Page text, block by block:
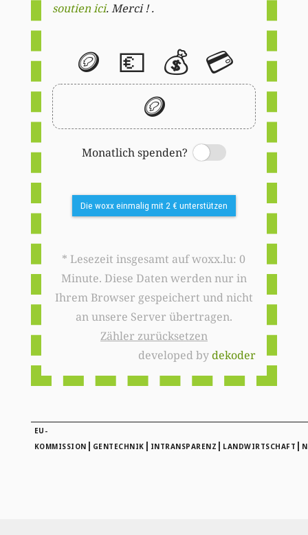
soutien ici. Merci ! .
🪙 💶 💰 💳
🪙
Monatlich spenden?
Switch
Die woxx einmalig mit 2 € unterstützen
* Lesezeit insgesamt auf woxx.lu: 0
Minute. Diese Daten werden nur in
Ihrem Browser gespeichert und nicht
an unsere Server übertragen.
Zähler zurücksetzen
developed bydekoder
EU-
KOMMISSION | GENTECHNIK | INTRANSPARENZ | LANDWIRTSCHAFT |